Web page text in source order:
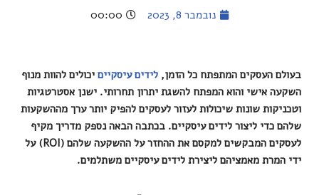
נובמבר 8, 2023 00:00
בעולם העסקים המתפתח כל הזמן, לידים עיסקיים יכולים להוות מנוף
השקעה אישי והוא המפתח להשגת יתרון תחרותי. ישנן אסטרטגיות
וטכניקות שונות שיכולות לעזור לעסקים להפיק יותר ערך מההשקעות
שלהם כדי ליצור לידים עיסקיים. בכתבה הבאה נספק מדריך מקיף
לעסקים המבקשים למקסם את ההחזר על ההשקעה שלהם (ROI) על
ידי המרת מאמציהם ליצירת לידים עיסקיים משתלמים.